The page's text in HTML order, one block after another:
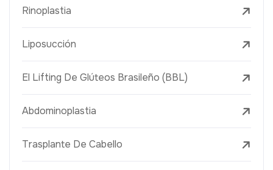
Rinoplastia
Liposucción
El Lifting De Glúteos Brasileño (BBL)
Abdominoplastia
Trasplante De Cabello